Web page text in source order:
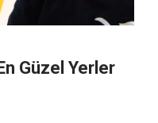
Güzel Yerler